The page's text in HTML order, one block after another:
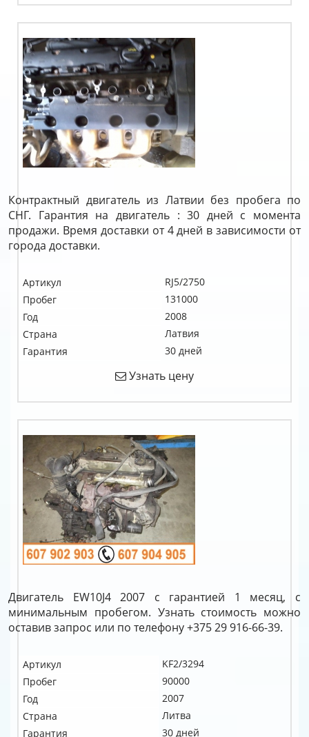
Контрактный двигатель из Латвии без пробега по
СНГ. Гарантия на двигатель : 30 дней с момента
продажи. Время доставки от 4 дней в зависимости от
города доставки.
Артикул
RJ5/2750
Пробег
131000
Год
2008
Страна
Латвия
Гарантия
30 дней
Узнать цену
Двигатель EW10J4 2007 с гарантией 1 месяц, с
минимальным пробегом. Узнать стоимость можно
оставив запрос или по телефону +375 29 916-66-39.
Артикул
KF2/3294
Пробег
90000
Год
2007
Страна
Литва
Гарантия
30 дней